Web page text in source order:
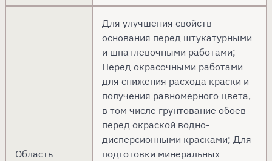
Область
Для улучшения свойств
основания перед штукатурными
и шпатлевочными работами;
Перед окрасочными работами
для снижения расхода краски и
получения равномерного цвета,
в том числе грунтование обоев
перед окраской водно-
дисперсионными красками; Для
подготовки минеральных